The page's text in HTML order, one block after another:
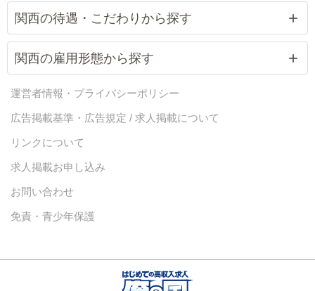
関西の待遇・こだわりから探す
関西の雇用形態から探す
運営者情報・プライバシーポリシー
広告掲載基準・広告規定 / 求人掲載について
リンクについて
求人掲載お申し込み
お問い合わせ
免責・青少年保護